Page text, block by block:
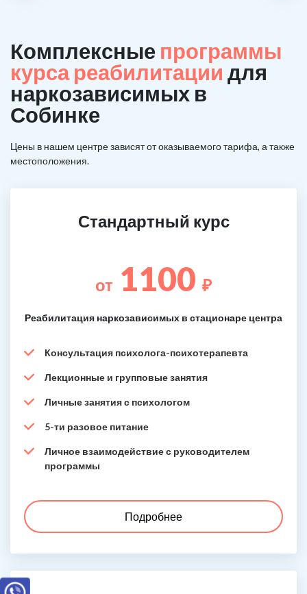
Комплексные программы
курса реабилитации для
наркозависимых в
Собинке
Цены в нашем центре зависят от оказываемого тарифа, а также
местоположения.
Стандартный курс
от 1100 ₽
Реабилитация наркозависимых в стационаре центра
Консультация психолога-психотерапевта
Лекционные и групповые занятия
Личные занятия с психологом
5-ти разовое питание
Личное взаимодействие с руководителем
программы
Подробнее